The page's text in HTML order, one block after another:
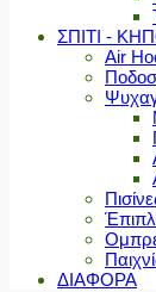
ΣΠΙΤΙ -
Air
ΔΙΑΦΟΡΑ